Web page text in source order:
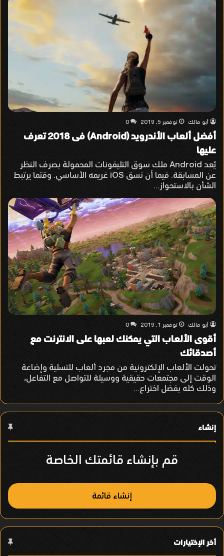
أبو مالك نوفمبر 5, 2019 0
أفضل ألعاب الأندرويد (Android) فى 2018 تعرف
عليها
يُعد Android ملك سوق التليفونات المحمولة بصرف النظر
عن المسابقة. فيما أن نسق iOS غريمه الأساسي. وقتما يرتبط
الشأن بالاستحواز…
أبو مالك نوفمبر 1, 2019 0
أقوى الألعاب التي يمكنك لعبها على الانترنت مع
أصدقائك
تحولت الألعاب الإلكترونية من مجرد ألعاب للتسلية وإضاعة
الوقت إلى مجتمعات حقيقية ووسيلة للتواصل مع التفاعل،
وذلك كله بفضل اختراع…
إنشاء
قم بإنشاء قائمتك الخاصة
إنشاء قائمة
أخر الإختيارات